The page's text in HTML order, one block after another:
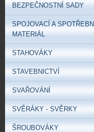
BEZPEČNOSTNÍ SADY
SPOJOVACÍ A SPOTŘEBNÍ
MATERIÁL
STAHOVÁKY
STAVEBNICTVÍ
SVAŘOVÁNÍ
SVĚRÁKY - SVĚRKY
ŠROUBOVÁKY